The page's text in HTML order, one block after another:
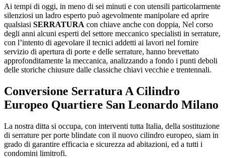
Ai tempi di oggi, in meno di sei minuti e con utensili particolarmente
silenziosi un ladro esperto può agevolmente manipolare ed aprire
qualsiasi SERRATURA con chiave anche con doppia, Nel corso
degli anni alcuni esperti del settore meccanico specialisti in serrature,
con l’intento di agevolare il tecnici addetti ai lavori nel fornire
servizio di apertura di porte e delle serrature, hanno brevettato
approfonditamente la meccanica, analizzando a fondo i punti deboli
delle storiche chiusure dalle classiche chiavi vecchie e trentennali.
Conversione Serratura A Cilindro
Europeo Quartiere San Leonardo Milano
La nostra ditta si occupa, con interventi tutta Italia, della sostituzione
di serrature per porte blindate con il nuovo cilindro europeo, siam in
grado di garantire efficacia e sicurezza ad abitazioni, ed a tutti i
condomini limitrofi.